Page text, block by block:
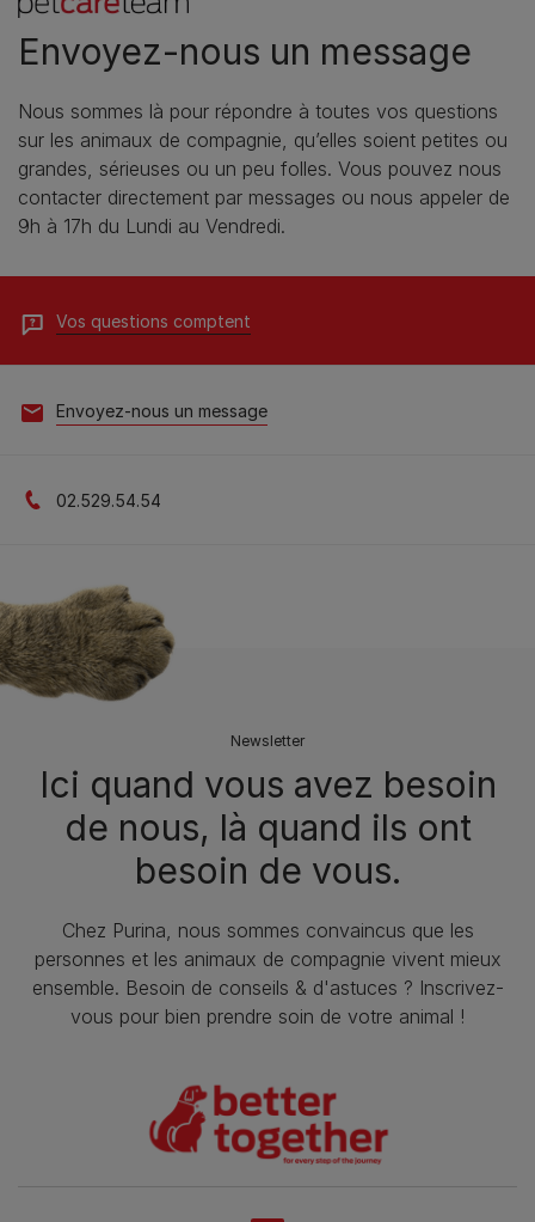
Envoyez-nous un message
Nous sommes là pour répondre à toutes vos questions
sur les animaux de compagnie, qu’elles soient petites ou
grandes, sérieuses ou un peu folles. Vous pouvez nous
contacter directement par messages ou nous appeler de
9h à 17h du Lundi au Vendredi.
Vos questions comptent
Envoyez-nous un message
02.529.54.54
Newsletter
Ici quand vous avez besoin
de nous, là quand ils ont
besoin de vous.
Chez Purina, nous sommes convaincus que les
personnes et les animaux de compagnie vivent mieux
ensemble. Besoin de conseils & d'astuces ? Inscrivez-
vous pour bien prendre soin de votre animal !